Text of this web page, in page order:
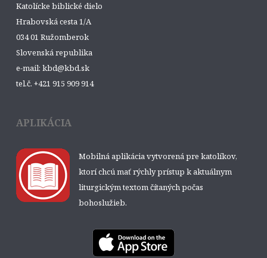
Katolícke biblické dielo
Hrabovská cesta 1/A
034 01 Ružomberok
Slovenská republika
e-mail: kbd@kbd.sk
tel.č. +421 915 909 914
APLIKÁCIA
Mobilná aplikácia vytvorená pre katolíkov,
ktorí chcú mať rýchly prístup k aktuálnym
liturgickým textom čítaných počas
bohoslužieb.